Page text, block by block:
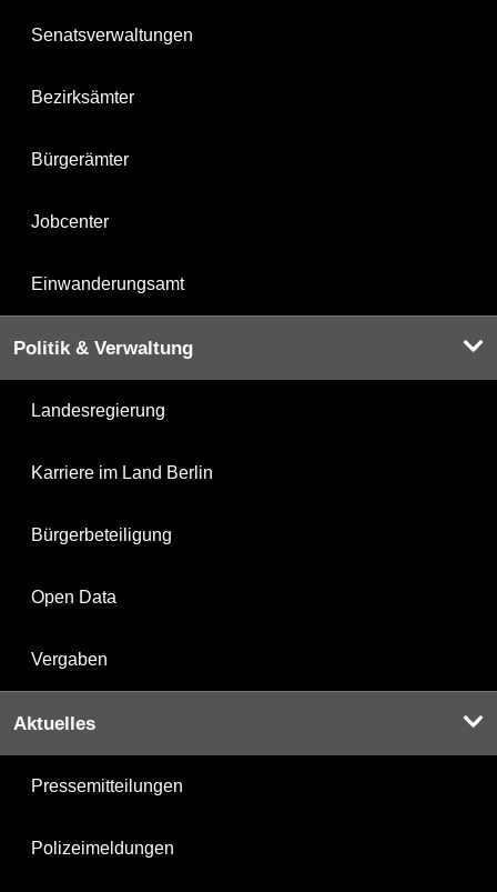
Senatsverwaltungen
Bezirksämter
Bürgerämter
Jobcenter
Einwanderungsamt
Politik & Verwaltung
Landesregierung
Karriere im Land Berlin
Bürgerbeteiligung
Open Data
Vergaben
Aktuelles
Pressemitteilungen
Polizeimeldungen